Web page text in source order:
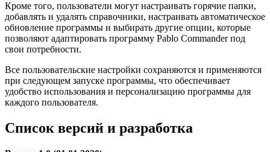
Кроме того, пользователи могут настраивать горячие папки,
добавлять и удалять справочники, настраивать автоматическое
обновление программы и выбирать другие опции, которые
позволяют адаптировать программу Pablo Commander под
свои потребности.
Все пользовательские настройки сохраняются и применяются
при следующем запуске программы, что обеспечивает
удобство использования и персонализацию программы для
каждого пользователя.
Список версий и разработка